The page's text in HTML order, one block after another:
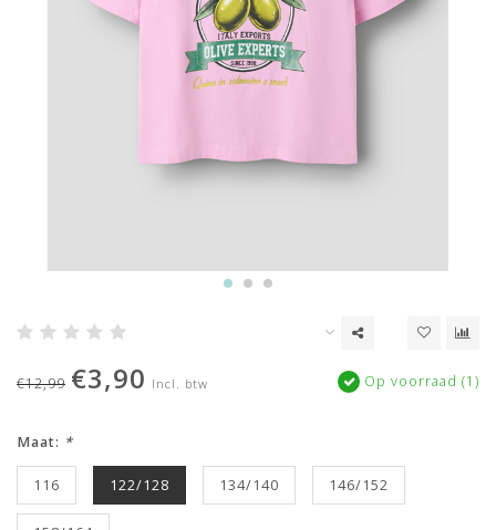
€12,99 €3,90 Incl. btw Op voorraad (1)
Maat: *
116 122/128 134/140 146/152